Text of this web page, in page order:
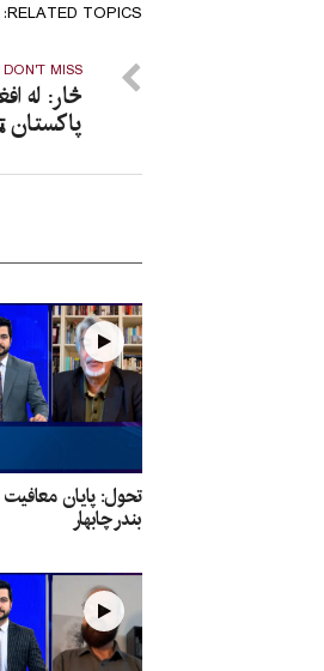
RELATED TOPICS:
DON'T MISS
څار: له
پاکستان
تحول: پایان
بندر چابهار